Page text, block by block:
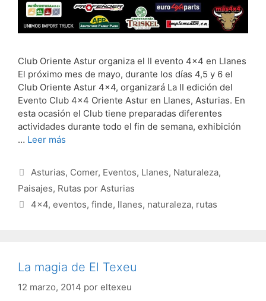
Club Oriente Astur organiza el II evento 4×4 en Llanes
El próximo mes de mayo, durante los días 4,5 y 6 el
Club Oriente Astur 4×4, organizará La II edición del
Evento Club 4×4 Oriente Astur en Llanes, Asturias. En
esta ocasión el Club tiene preparadas diferentes
actividades durante todo el fin de semana, exhibición
… Leer más
Categorías
Asturias, Comer, Eventos, Llanes, Naturaleza,
Paisajes, Rutas por Asturias
Etiquetas
4x4, eventos, finde, llanes, naturaleza, rutas
La magia de El Texeu
12 marzo, 2014 por eltexeu